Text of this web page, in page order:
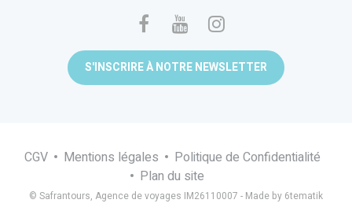
S'INSCRIRE À NOTRE NEWSLETTER
CGV Mentions légales
Politique de Confidentialité
Plan du site
© Safrantours, Agence de voyages IM26110007 - Made by 6tematik